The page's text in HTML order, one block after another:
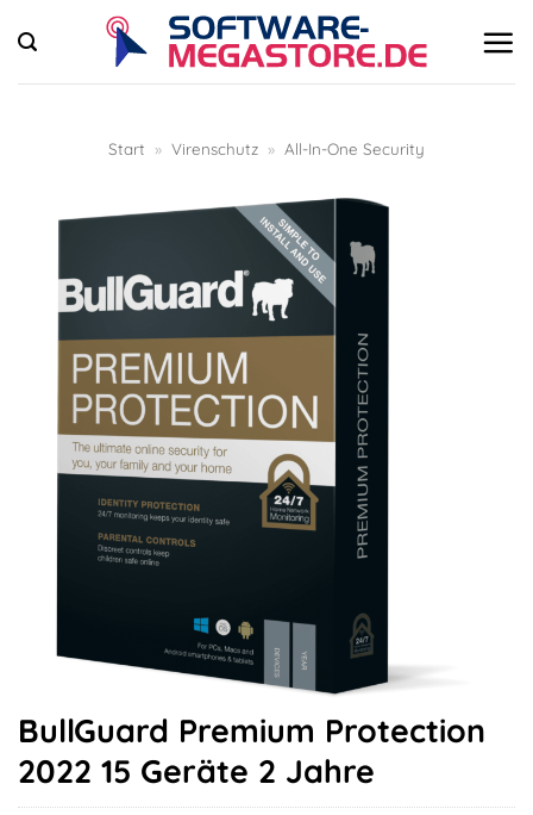
Inhalt
springen
Start » Virenschutz » All-In-One Security
BullGuard Premium Protection
2022 15 Geräte 2 Jahre